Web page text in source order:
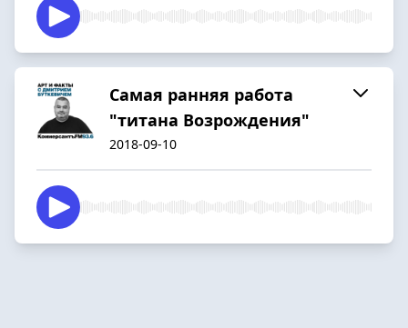
Самая ранняя работа
"титана Возрождения"
2018-09-10